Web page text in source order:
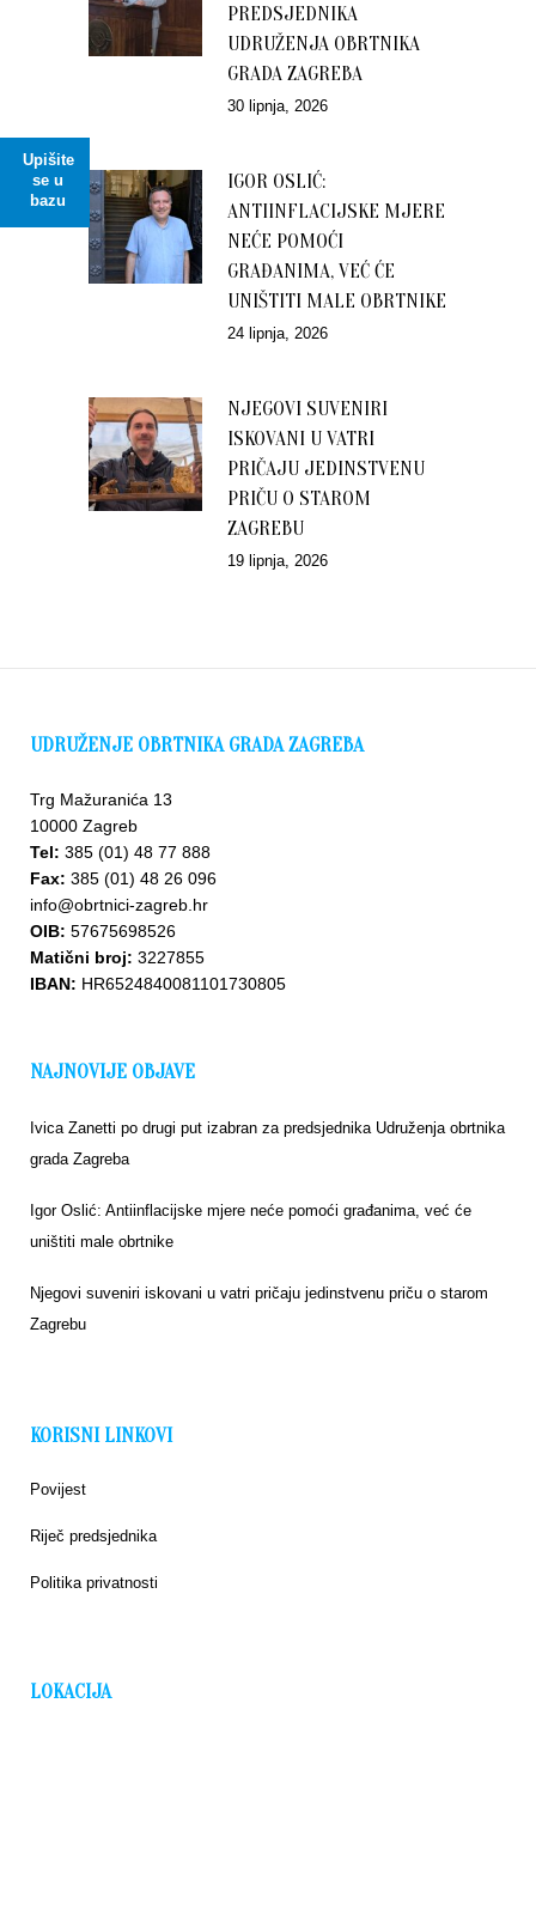
Upišite
se u
bazu
PREDSJEDNIKA
UDRUŽENJA OBRTNIKA
GRADA ZAGREBA
30 lipnja, 2026
IGOR OSLIĆ:
ANTIINFLACIJSKE MJERE
NEĆE POMOĆI
GRAĐANIMA, VEĆ ĆE
UNIŠTITI MALE OBRTNIKE
24 lipnja, 2026
NJEGOVI SUVENIRI
ISKOVANI U VATRI
PRIČAJU JEDINSTVENU
PRIČU O STAROM
ZAGREBU
19 lipnja, 2026
UDRUŽENJE OBRTNIKA GRADA ZAGREBA
Trg Mažuranića 13
10000 Zagreb
Tel: 385 (01) 48 77 888
Fax: 385 (01) 48 26 096
info@obrtnici-zagreb.hr
OIB: 57675698526
Matični broj: 3227855
IBAN: HR6524840081101730805
NAJNOVIJE OBJAVE
Ivica Zanetti po drugi put izabran za predsjednika Udruženja obrtnika
grada Zagreba
Igor Oslić: Antiinflacijske mjere neće pomoći građanima, već će
uništiti male obrtnike
Njegovi suveniri iskovani u vatri pričaju jedinstvenu priču o starom
Zagrebu
KORISNI LINKOVI
Povijest
Riječ predsjednika
Politika privatnosti
LOKACIJA